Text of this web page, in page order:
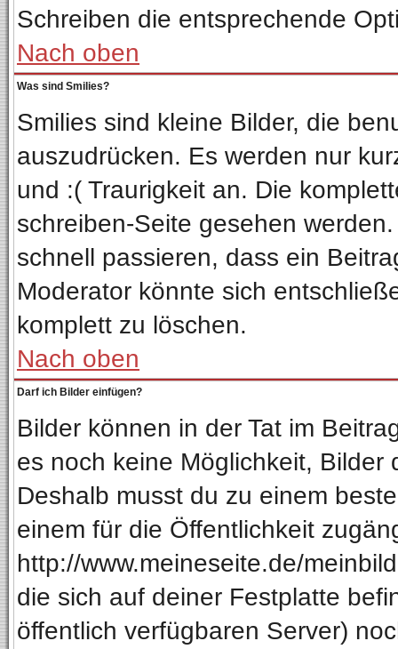
Schreiben die entsprechende
Nach oben
Was sind Smilies?
Smilies sind kleine Bilder, die
auszudrücken. Es werden nur
und :( Traurigkeit an. Die
schreiben-Seite gesehen
schnell passieren, dass ein
Moderator könnte sich
komplett zu löschen.
Nach oben
Darf ich Bilder einfügen?
Bilder können in der Tat im
es noch keine Möglichkeit,
Deshalb musst du zu einem
einem für die Öffentlichkeit
http://www.meineseite.de/
die sich auf deiner Festplatte
öffentlich verfügbaren Server)